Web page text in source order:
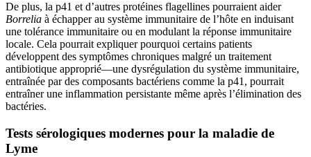
De plus, la p41 et d’autres protéines flagellines pourraient aider
Borrelia à échapper au système immunitaire de l’hôte en induisant
une tolérance immunitaire ou en modulant la réponse immunitaire
locale. Cela pourrait expliquer pourquoi certains patients
développent des symptômes chroniques malgré un traitement
antibiotique approprié—une dysrégulation du système immunitaire,
entraînée par des composants bactériens comme la p41, pourrait
entraîner une inflammation persistante même après l’élimination des
bactéries.
Tests sérologiques modernes pour la maladie de
Lyme